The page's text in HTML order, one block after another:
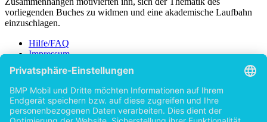
vorliegenden Buches zu widmen und eine akademische Laufbahn
einzuschlagen.
Hilfe/FAQ
Impressum
Datenschutz
AGB
Vertrag widerrufen
Zur Desktop-Version
Copyright ©Imprint in der Bedey & Thoms Media GmbH powered